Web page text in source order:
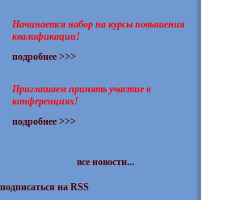
Начинается набор на курсы повышения
квалификации!
подробнее >>>
Приглашаем принять участие в
конференциях!
подробнее >>>
все новости...
подписаться на RSS